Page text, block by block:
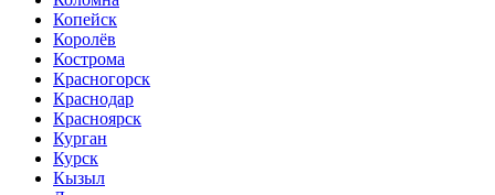
Копейск
Королёв
Кострома
Красногорск
Краснодар
Красноярск
Курган
Курск
Кызыл